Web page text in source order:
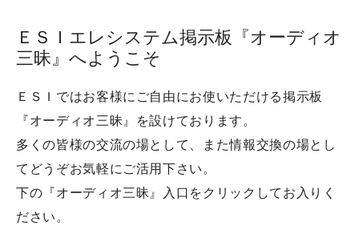
お客様の声
掲示板
ＥＳＩ試聴室案内
リンク
ＥＳＩエレシステム掲示板『オーディオ
三昧』へようこそ
ＥＳＩではお客様にご自由にお使いただける掲示板
『オーディオ三昧』を設けております。
多くの皆様の交流の場として、また情報交換の場とし
てどうぞお気軽にご活用下さい。
下の『オーディオ三昧』入口をクリックしてお入りく
ださい。